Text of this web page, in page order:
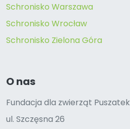
Schronisko Warszawa
Schronisko Wrocław
Schronisko Zielona Góra
O nas
Fundacja dla zwierząt Puszatek
ul. Szczęsna 26